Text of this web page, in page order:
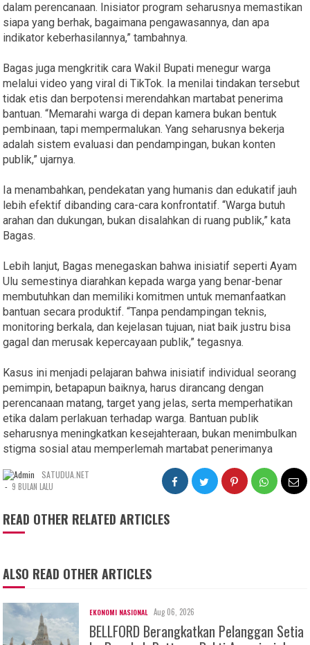
dalam perencanaan. Inisiator program seharusnya memastikan
siapa yang berhak, bagaimana pengawasannya, dan apa
indikator keberhasilannya,” tambahnya.
Bagas juga mengkritik cara Wakil Bupati menegur warga
melalui video yang viral di TikTok. Ia menilai tindakan tersebut
tidak etis dan berpotensi merendahkan martabat penerima
bantuan. “Memarahi warga di depan kamera bukan bentuk
pembinaan, tapi mempermalukan. Yang seharusnya bekerja
adalah sistem evaluasi dan pendampingan, bukan konten
publik,” ujarnya.
Ia menambahkan, pendekatan yang humanis dan edukatif jauh
lebih efektif dibanding cara-cara konfrontatif. “Warga butuh
arahan dan dukungan, bukan disalahkan di ruang publik,” kata
Bagas.
Lebih lanjut, Bagas menegaskan bahwa inisiatif seperti Ayam
Ulu semestinya diarahkan kepada warga yang benar-benar
membutuhkan dan memiliki komitmen untuk memanfaatkan
bantuan secara produktif. “Tanpa pendampingan teknis,
monitoring berkala, dan kejelasan tujuan, niat baik justru bisa
gagal dan merusak kepercayaan publik,” tegasnya.
Kasus ini menjadi pelajaran bahwa inisiatif individual seorang
pemimpin, betapapun baiknya, harus dirancang dengan
perencanaan matang, target yang jelas, serta memperhatikan
etika dalam perlakuan terhadap warga. Bantuan publik
seharusnya meningkatkan kesejahteraan, bukan menimbulkan
stigma sosial atau memperlemah martabat penerimanya
SATUDUA.NET
- 9 BULAN LALU
READ OTHER RELATED ARTICLES
ALSO READ OTHER ARTICLES
EKONOMI NASIONAL Aug 06, 2026
BELLFORD Berangkatkan Pelanggan Setia